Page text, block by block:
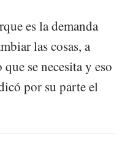
es la demanda
las cosas, a
se necesita y eso
por su parte el